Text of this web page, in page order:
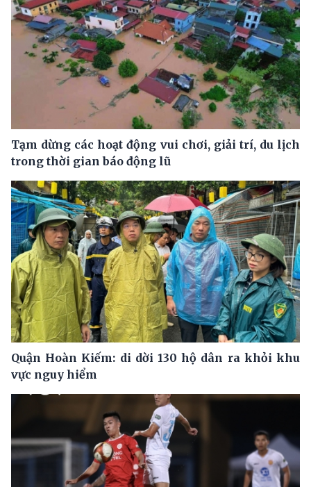
Tạm dừng các hoạt động vui chơi, giải trí, du lịch
trong thời gian báo động lũ
Quận Hoàn Kiếm: di dời 130 hộ dân ra khỏi khu
vực nguy hiểm